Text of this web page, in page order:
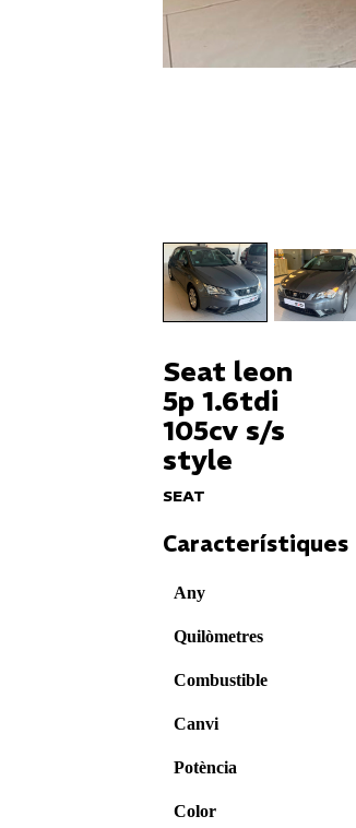
Seat leon
5p 1.6tdi
105cv s/s
style
SEAT
Característiques
Any
Quilòmetres
Combustible
Canvi
Potència
Color